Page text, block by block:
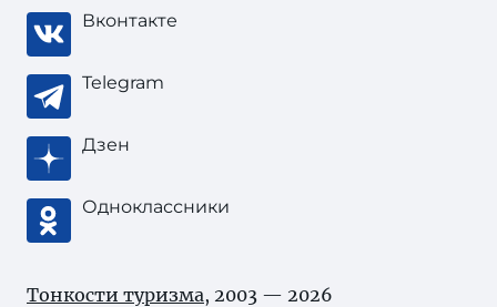
Вконтакте
Telegram
Дзен
Одноклассники
Тонкости туризма, 2003 — 2026